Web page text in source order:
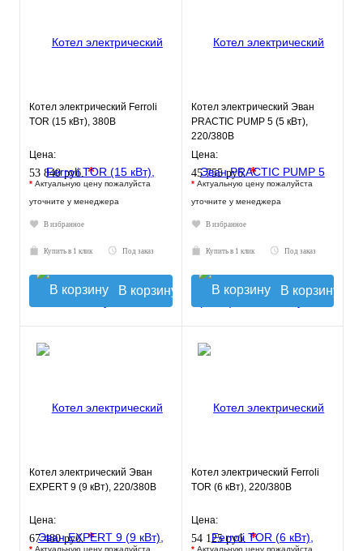
Котел электрический Ferroli
TOR (15 кВт), 380В
Цена:
53 840 руб.*
* Актуальную цену пожалуйста
уточните у менеджера
В избранное
Купить в 1 клик Под заказ
В корзину
Котел электрический Эван
PRACTIC PUMP 5 (5 кВт),
220/380В
Цена:
45 755 руб.*
* Актуальную цену пожалуйста
уточните у менеджера
В избранное
Купить в 1 клик Под заказ
В корзину
Котел электрический Эван
EXPERT 9 (9 кВт), 220/380В
Цена:
67 480 руб.*
* Актуальную цену пожалуйста
Котел электрический Ferroli
TOR (6 кВт), 220/380В
Цена:
54 125 руб. *
* Актуальную цену пожалуйста